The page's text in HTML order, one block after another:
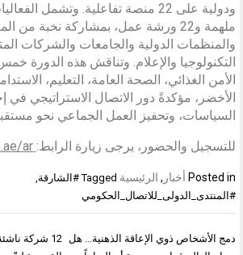
ملهمة و22 ورشة عمل، بمشاركة نخبة
والمنظمات الدولية والجامعات والشركات
التكنولوجيا والإعلام. وتناقش هذه الدورة
الأمن الغذائي، الصحة العامة، التعليم،
الأخضر، مؤكدةً دور الاتصال الاستراتيجي في
السياسات، وتحفيز العمل الجماعي نحو
للتسجيل والحضور، يرجى زيارة الرابط: ar
Posted in أخبار , الرئيسية Tagged #الشارقة,
#المنتدى_الدولى_للاتصال_الحكومي
تصفّح
12 شركة
دمج الأشخاص ذوي الإعاقة الذهنية… هل